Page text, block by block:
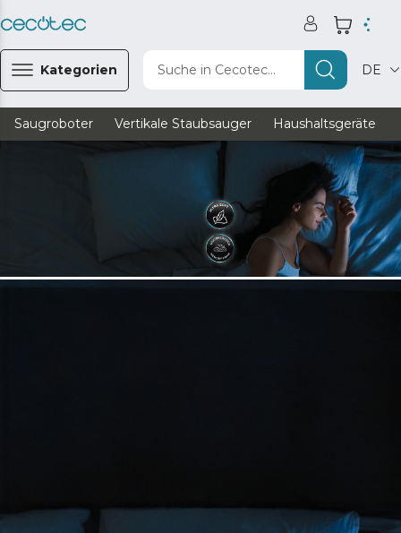
Kategorien Suche in Cecotec... DE
Saugroboter Vertikale Staubsauger Haushaltsgeräte